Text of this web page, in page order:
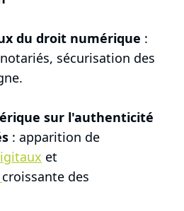
du droit numérique :
sécurisation des
sur l'authenticité
: apparition de
et
croissante des